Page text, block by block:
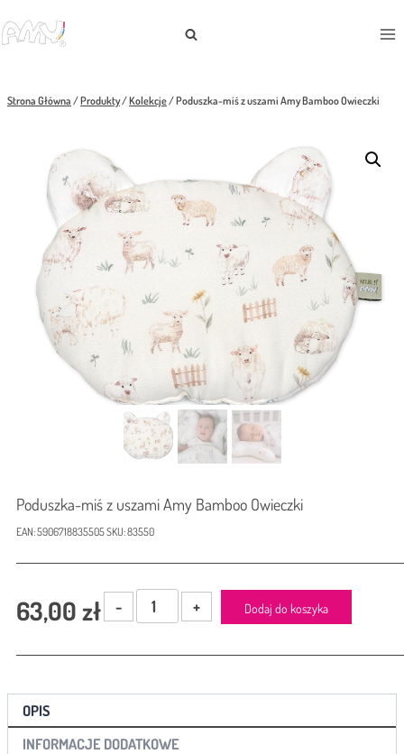
do
treści
Strona Główna /Produkty/Kolekcje/Poduszka-miś z uszami Amy Bamboo Owieczki
Poduszka-miś z uszami Amy Bamboo Owieczki
EAN:5906718835505SKU:83550
63,00zł
ilość
Poduszka-
z
Amy
Owieczki
Dodaj do koszyka
OPIS
INFORMACJE DODATKOWE